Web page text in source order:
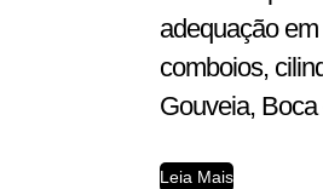
adequação
comboios,
Gouveia,
Leia Mais